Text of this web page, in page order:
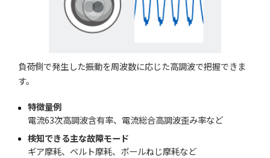
負荷側で発生した振動を周波数に応じた高調波で把握できま
す。
特徴量例
電流63次高調波含有率、電流総合高調波歪み率など
検知できる主な故障モード
ギア摩耗、ベルト摩耗、ボールねじ摩耗など